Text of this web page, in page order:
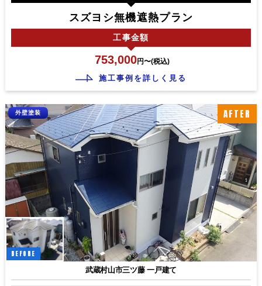
スズヨシ無機遮熱プラン
工事金額
753,000円〜(税込)
施工事例を詳しく見る
AFTER
BEFORE
外壁塗装
武蔵村山市三ツ藤 一戸建て